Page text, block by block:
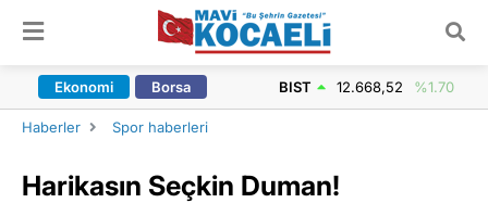
Ekonomi Borsa BIST 12.668,52 %1.70
Haberler Spor haberleri
Harikasın Seçkin Duman!